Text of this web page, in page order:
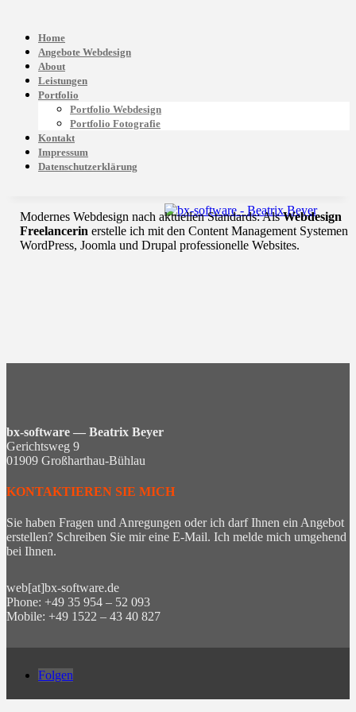
Home
Angebote Webdesign
About
Leistungen
Portfolio
Portfolio Webdesign
Portfolio Fotografie
Kontakt
Impressum
Datenschutzerklärung
Modernes Webdesign nach aktuellen Standards: AlsWebdesign
Freelancerin erstelle ich mit den Content Management Systemen
WordPress, Joomla und Drupal professionelle Websites.
bx-software — Beatrix Beyer
Gerichtsweg 9
01909 Großharthau-Bühlau
KONTAKTIEREN SIE MICH
Sie haben Fragen und Anregungen oder ich darf Ihnen ein Angebot
erstellen? Schreiben Sie mir eine E-Mail. Ich melde mich umgehend
bei Ihnen.
web[at]bx-software.de
Phone: +49 35 954 – 52 093
Mobile: +49 1522 – 43 40 827
Folgen